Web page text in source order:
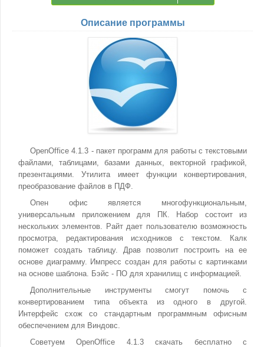
Описание программы
OpenOffice 4.1.3 - пакет программ для работы с текстовыми
файлами, таблицами, базами данных, векторной графикой,
презентациями. Утилита имеет функции конвертирования,
преобразование файлов в ПДФ.
Опен офис является многофункциональным,
универсальным приложением для ПК. Набор состоит из
нескольких элементов. Райт дает пользователю возможность
просмотра, редактирования исходников с текстом. Калк
поможет создать таблицу. Драв позволит построить на ее
основе диаграмму. Импресс создан для работы с картинками
на основе шаблона. Бэйс - ПО для хранилищ с информацией.
Дополнительные инструменты смогут помочь с
конвертированием типа объекта из одного в другой.
Интерфейс схож со стандартным программным офисным
обеспечением для Виндовс.
Советуем OpenOffice 4.1.3 скачать бесплатно с